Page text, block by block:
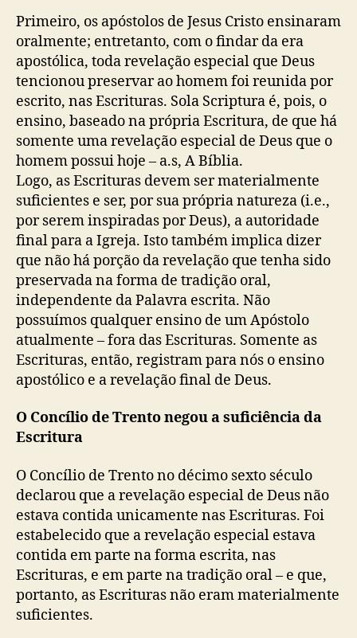
r
i
m
i
t
i
v
a
r
i
a
c
e
r
c
a
d
a
u
o
d
a
d
a
E
s
Primeiro, os apóstolos de Jesus Cristo ensinaram
oralmente; entretanto, com o findar da era
apostólica, toda revelação especial que Deus
tencionou preservar ao homem foi reunida por
escrito, nas Escrituras. Sola Scriptura é, pois, o
ensino, baseado na própria Escritura, de que há
somente uma revelação especial de Deus que o
homem possui hoje – a.s, A Bíblia.
Logo, as Escrituras devem ser materialmente
suficientes e ser, por sua própria natureza (i.e.,
por serem inspiradas por Deus), a autoridade
final para a Igreja. Isto também implica dizer
que não há porção da revelação que tenha sido
preservada na forma de tradição oral,
independente da Palavra escrita. Não
possuímos qualquer ensino de um Apóstolo
atualmente – fora das Escrituras. Somente as
Escrituras, então, registram para nós o ensino
apostólico e a revelação final de Deus.
O Concílio de Trento negou a suficiência da
Escritura
O Concílio de Trento no décimo sexto século
declarou que a revelação especial de Deus não
estava contida unicamente nas Escrituras. Foi
estabelecido que a revelação especial estava
contida em parte na forma escrita, nas
Escrituras, e em parte na tradição oral – e que,
portanto, as Escrituras não eram materialmente
suficientes.